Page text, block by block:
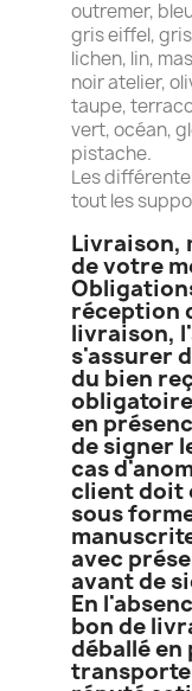
outremer,
gris eiffel,
lichen, lin,
noir atelier,
taupe,
vert, océan,
pistache.
Les
tout les
Livraison,
de votre
réception
livraison,
s'assurer
du bien
en
de signer
cas
client doit
sous
avec
avant de
En
bon de
déballé en